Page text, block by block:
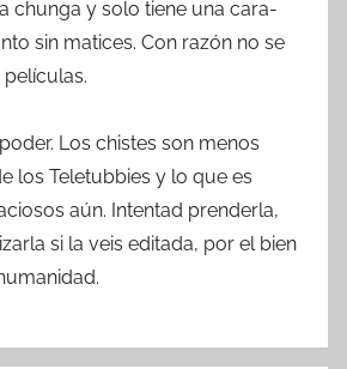
chunga y solo tiene una cara-
sin matices. Con razón no se
Los chistes son menos
los Teletubbies y lo que es
aún. Intentad prenderla,
si la veis editada, por el bien